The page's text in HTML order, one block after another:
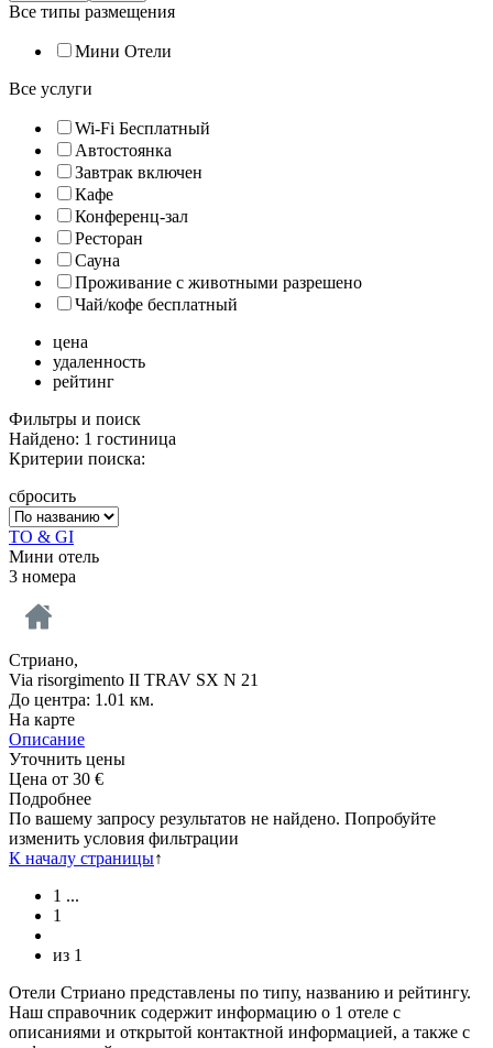
Все типы размещения
Мини Отели
Все услуги
Wi-Fi Бесплатный
Автостоянка
Завтрак включен
Кафе
Конференц-зал
Ресторан
Сауна
Проживание с животными разрешено
Чай/кофе бесплатный
цена
удаленность
рейтинг
Фильтры и поиск
Найдено: 1 гостиница
Критерии поиска:
сбросить
TO & GI
Мини отель
3 номера
Стриано,
Via risorgimento II TRAV SX N 21
До центра: 1.01 км.
На карте
Описание
Уточнить цены
Цена от 30 €
Подробнее
По вашему запросу результатов не найдено. Попробуйте
изменить условия фильтрации
К началу страницы↑
1 ...
1
из 1
Отели Стриано представлены по типу, названию и рейтингу.
Наш справочник содержит информацию о 1 отеле с
описаниями и открытой контактной информацией, а также с